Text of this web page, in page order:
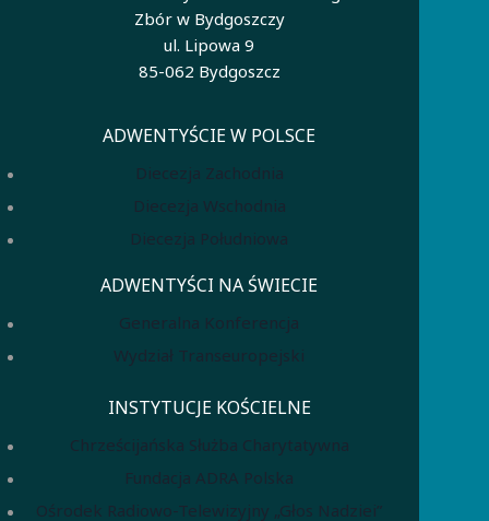
Zbór w Bydgoszczy
ul. Lipowa 9
85-062 Bydgoszcz
ADWENTYŚCIE W POLSCE
Diecezja Zachodnia
Diecezja Wschodnia
Diecezja Południowa
ADWENTYŚCI NA ŚWIECIE
Generalna Konferencja
Wydział Transeuropejski
INSTYTUCJE KOŚCIELNE
Chrześcijańska Służba Charytatywna
Fundacja ADRA Polska
Ośrodek Radiowo-Telewizyjny „Głos Nadziei”